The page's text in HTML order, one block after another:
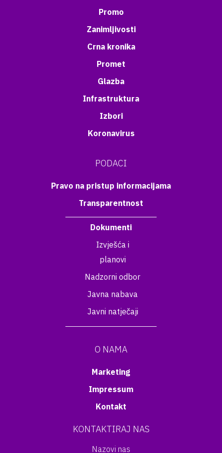
Promo
Zanimljivosti
Crna kronika
Promet
Glazba
Infrastruktura
Izbori
Koronavirus
PODACI
Pravo na pristup informacijama
Transparentnost
Dokumenti
Izvješća i
planovi
Nadzorni odbor
Javna nabava
Javni natječaji
O NAMA
Marketing
Impressum
Kontakt
KONTAKTIRAJ NAS
Nazovi nas